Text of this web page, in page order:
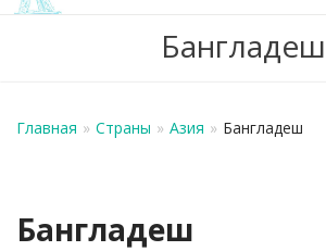
Бангладеш
Главная » Страны » Азия » Бангладеш
Бангладеш